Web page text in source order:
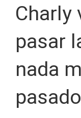
Charly
pasar
nada